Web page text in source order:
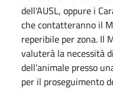
dell'AUSL, oppure i
che contatteranno il
reperibile per zona. Il
valuterà la necessità
dell'animale presso
per il proseguimento